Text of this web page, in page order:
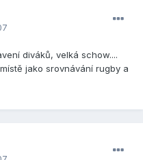
diváků, velká schow....
jako srovnávání rugby a